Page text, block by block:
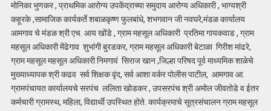
मोनिका भुणकर , प्राथमिक आरोग्य उपकेंद्राच्या समुदाय आरोग्य अधिकारी , भाग्यश्री
कहूरके ,सामाजिक कार्यकर्ते शबाळकृष्ण फुलबांधे, शभगवान जी नवघरे,मंडळ कार्यालय
आमगाव चे मंडळ श्री एच. आय खोंडे , ग्राम महसूल अधिकारी प्रतिमा गायकवाड , ग्राम
महसूल अधिकारी मेंढेगाव शुभांगी बुरडकर, ग्राम महसूल अधिकारी बेटाळा गिरीश मांढरे,
ग्राम महसूल महसूल अधिकारी निमगावं सिराज खान ,जिल्हा परिषद पूर्व माध्यमिक शाळेचे
मुख्याध्यापक श्री कढव सर्व शिक्षक वृंद, सर्व आशा वर्कर पोलीस पाटील, आमगाव आ.
ग्रामपंचायत कार्यालयचे सरपंच ललिता खोडकर , उपसरपंच श्री अमोल जीवतोडे व ईतर
कर्मचारी ग्रामस्थ, महिला, विद्यार्थी उपस्थित होते. कार्यक्रमाचे सूत्रसंचालन ग्राम महसूल